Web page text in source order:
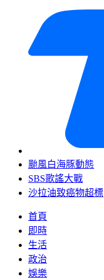
颱風白海豚動態
SBS歌謠大戰
沙拉油致癌物超標
首頁
即時
生活
政治
娛樂